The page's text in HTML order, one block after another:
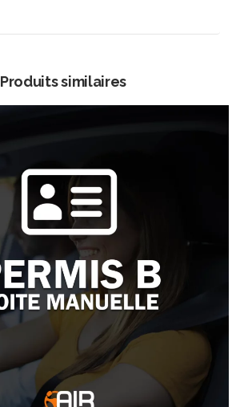
Produits similaires